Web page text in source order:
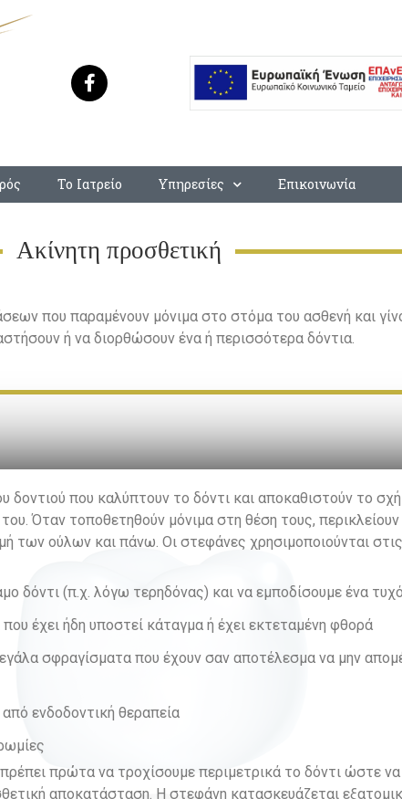
Το Ιατρείο Υπηρεσίες Επικοινωνία
Ακίνητη προσθετική
που παραμένουν μόνιμα στο στόμα του ασθενή και
ή να διορθώσουν ένα ή περισσότερα δόντια.
δοντιού που καλύπτουν το δόντι και αποκαθιστούν το
Όταν τοποθετηθούν μόνιμα στη θέση τους,
των ούλων και πάνω. Οι στεφάνες χρησιμοποιούνται
δόντι (π.χ. λόγω τερηδόνας) και να εμποδίσουμε ένα
έχει ήδη υποστεί κάταγμα ή έχει εκτεταμένη φθορά
σφραγίσματα που έχουν σαν αποτέλεσμα να μην
ενδοδοντική θεραπεία
πρώτα να τροχίσουμε περιμετρικά το δόντι ώστε να
αποκατάσταση. Η στεφάνη κατασκευάζεται